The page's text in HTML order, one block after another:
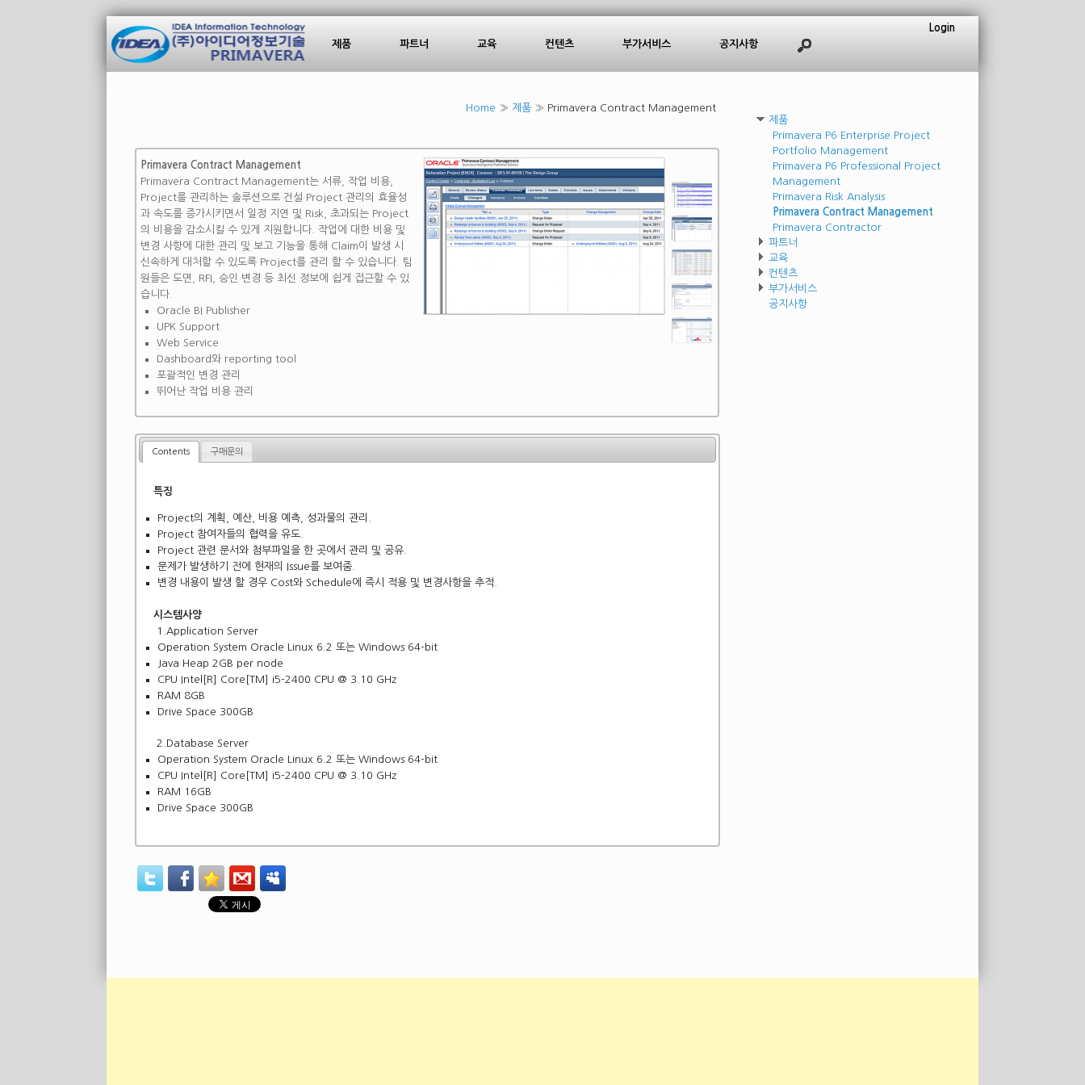
Login
제품
파트너 교육 컨텐츠 부가서비스 공지사항
Home » 제품» Primavera Contract Management
Primavera Contract Management
Primavera Contract Management는 서류, 작업 비용,
Project를 관리하는 솔루션으로 건설 Project 관리의 효율성
과 속도를 증가시키면서 일정 지연 및 Risk, 초과되는 Project
의 비용을 감소시킬 수 있게 지원합니다. 작업에 대한 비용 및
변경 사항에 대한 관리 및 보고 기능을 통해 Claim이 발생 시
신속하게 대처할 수 있도록 Project를 관리 할 수 있습니다. 팀
원들은 도면, RFI, 승인 변경 등 최신 정보에 쉽게 접근할 수 있
습니다.
Oracle BI Publisher
UPK Support
Web Service
Dashboard와 reporting tool
포괄적인 변경 관리
뛰어난 작업 비용 관리
Contents 구매문의
특징
Project의 계획, 예산, 비용 예측, 성과물의 관리.
Project 참여자들의 협력을 유도.
Project 관련 문서와 첨부파일을 한 곳에서 관리 및 공유.
문제가 발생하기 전에 현재의 Issue를 보여줌.
변경 내용이 발생 할 경우 Cost와 Schedule에 즉시 적용 및 변경사항을 추적.
시스템사양
1.Application Server
Operation System Oracle Linux 6.2 또는 Windows 64-bit
Java Heap 2GB per node
CPU Intel[R] Core[TM] i5-2400 CPU @ 3.10 GHz
RAM 8GB
Drive Space 300GB
2.Database Server
Operation System Oracle Linux 6.2 또는 Windows 64-bit
CPU Intel[R] Core[TM] i5-2400 CPU @ 3.10 GHz
RAM 16GB
Drive Space 300GB
제품
Primavera P6 Enterprise Project
Portfolio Management
Primavera P6 Professional Project
Management
Primavera Risk Analysis
Primavera Contract Management
Primavera Contractor
파트너
교육
컨텐츠
부가서비스
공지사항